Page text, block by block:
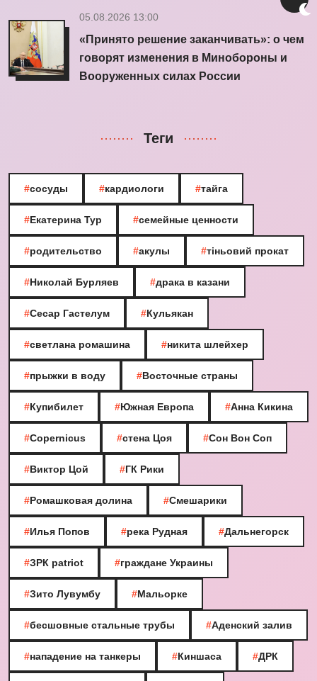
05.08.2026 13:00
«Принято решение заканчивать»: о чем
говорят изменения в Минобороны и
Вооруженных силах России
Теги
#сосуды #кардиологи #тайга
#Екатерина Тур #семейные ценности
#родительство #акулы #тіньовий прокат
#Николай Бурляев #драка в казани
#Сесар Гастелум #Кульякан
#светлана ромашина #никита шлейхер
#прыжки в воду #Восточные страны
#Купибилет #Южная Европа #Анна Кикина
#Copernicus #стена Цоя #Сон Вон Соп
#Виктор Цой #ГК Рики
#Ромашковая долина #Смешарики
#Илья Попов #река Рудная #Дальнегорск
#ЗРК patriot #граждане Украины
#Зито Лувумбу #Мальорке
#бесшовные стальные трубы #Аденский залив
#нападение на танкеры #Киншаса #ДРК